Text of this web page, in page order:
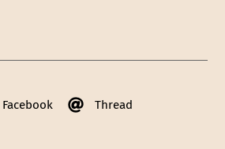
Facebook Thread